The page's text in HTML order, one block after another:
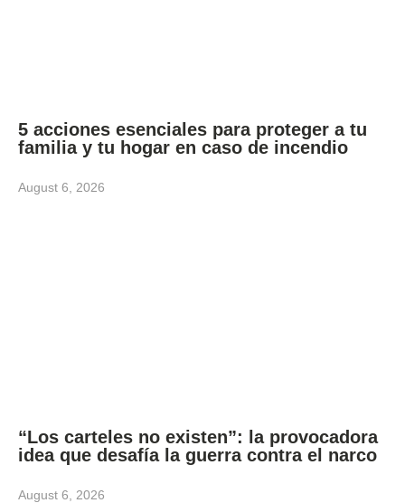
5 acciones esenciales para proteger a tu
familia y tu hogar en caso de incendio
August 6, 2026
“Los carteles no existen”: la provocadora
idea que desafía la guerra contra el narco
August 6, 2026